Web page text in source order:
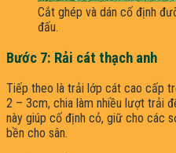
Cắt ghép và dán cố định
đấu.
Bước 7: Rải cát thạch anh
Tiếp theo là trải lớp cát cao cấp
2 – 3cm, chia làm nhiều lượt trải
này giúp cố định cỏ, giữ cho các
bền cho sân.